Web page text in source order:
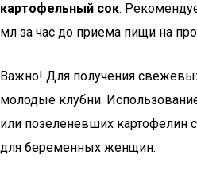
картофельный сок.
мл за час до приема пищи на
Важно! Для получения
молодые клубни.
или позеленевших картофелин
для беременных женщин.